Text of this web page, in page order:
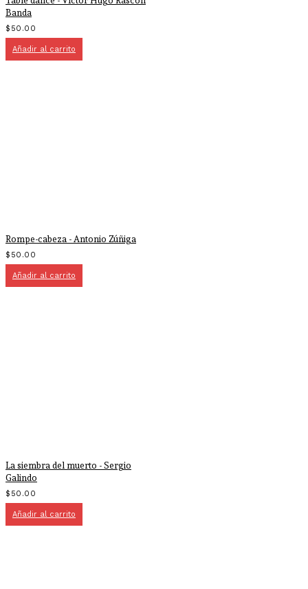
Banda
$ 50.00
Añadir al carrito
Rompe-cabeza - Antonio Zúñiga
$ 50.00
Añadir al carrito
La siembra del muerto - Sergio
Galindo
$ 50.00
Añadir al carrito